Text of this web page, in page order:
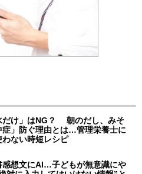
だけ」はNG？ 朝のだし、みそ
症」防ぐ理由とは…管理栄養士に
わない時短レシピ
感想文にAI…子どもが無意識にや